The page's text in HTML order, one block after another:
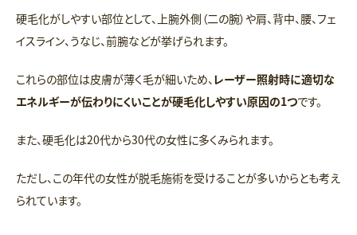
硬毛化がしやすい部位として、上腕外側（二の腕）や肩、背中、腰、フェ
イスライン、うなじ、前腕などが挙げられます。
これらの部位は皮膚が薄く毛が細いため、レーザー照射時に適切な
エネルギーが伝わりにくいことが硬毛化しやすい原因の1つです。
また、硬毛化は20代から30代の女性に多くみられます。
ただし、この年代の女性が脱毛施術を受けることが多いからとも考え
られています。